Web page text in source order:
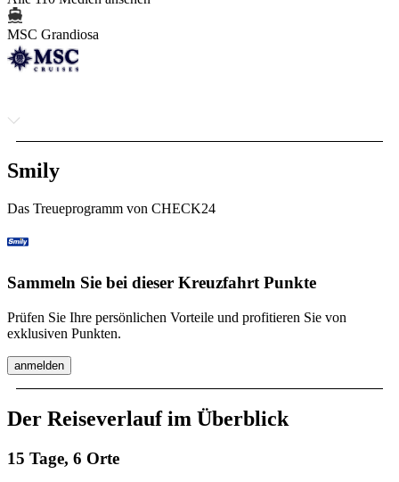
MSC Grandiosa
Smily
Das Treueprogramm von CHECK24
Sammeln Sie bei dieser Kreuzfahrt Punkte
Prüfen Sie Ihre persönlichen Vorteile und profitieren Sie von
exklusiven Punkten.
anmelden
Der Reiseverlauf im Überblick
15 Tage, 6 Orte